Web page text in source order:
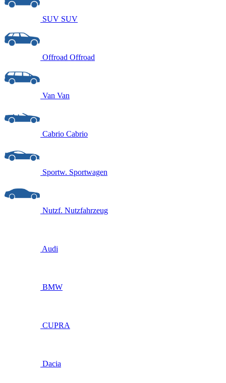
SUV SUV
Offroad Offroad
Van Van
Cabrio Cabrio
Sportw. Sportwagen
Nutzf. Nutzfahrzeug
Audi
BMW
CUPRA
Dacia